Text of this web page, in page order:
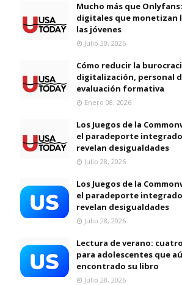
Mucho más que
digitales que monetizan
las jóvenes
Julio 30, 2026
Cómo reducir la
digitalización, personal
evaluación formativa
Enero 08, 2026
Los Juegos de la
el paradeporte
revelan desigualdades
Julio 28, 2026
Los Juegos de la
el paradeporte
revelan desigualdades
Julio 28, 2026
Lectura de verano:
para adolescentes que
encontrado su libro
Julio 28, 2026